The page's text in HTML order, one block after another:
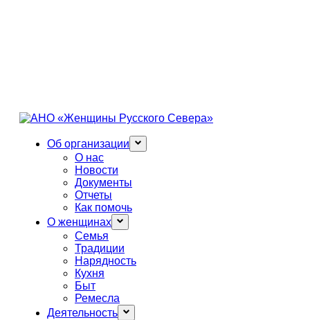
Об организации
О нас
Новости
Документы
Отчеты
Как помочь
О женщинах
Семья
Традиции
Нарядность
Кухня
Быт
Ремесла
Деятельность